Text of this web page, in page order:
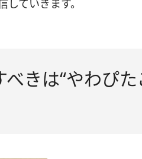
ていきます。
きは“やわぴた